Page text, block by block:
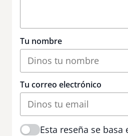
Tu nombre
Tu correo electrónico
Esta reseña se